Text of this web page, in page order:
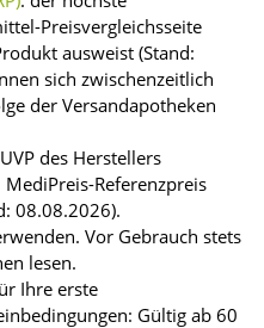
Preisvergleichsseite
ausweist (Stand:
sich zwischenzeitlich
der Versandapotheken
des Herstellers
Referenzpreis
08.08.2026).
Vor Gebrauch stets
lesen.
Ihre erste
Gültig ab 60